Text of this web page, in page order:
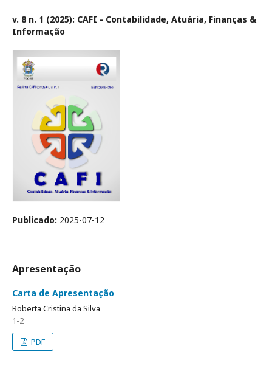
v. 8 n. 1 (2025): CAFI - Contabilidade, Atuária, Finanças &
Informação
Publicado: 2025-07-12
Apresentação
Carta de Apresentação
Roberta Cristina da Silva
1-2
PDF